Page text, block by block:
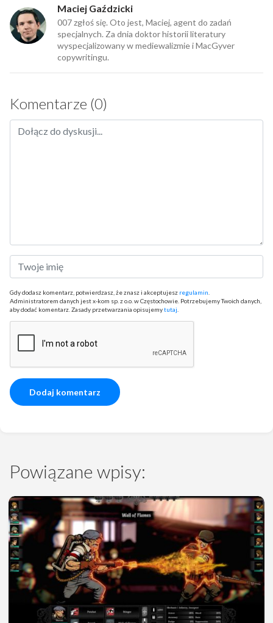
Maciej Gaździcki
007 zgłoś się. Oto jest, Maciej, agent do zadań
specjalnych. Za dnia doktor historii literatury
wyspecjalizowany w mediewalizmie i MacGyver
copywritingu.
Komentarze (0)
Gdy dodasz komentarz, potwierdzasz, że znasz i akceptujesz regulamin
Administratorem danych jest x-kom sp. z o.o. w Częstochowie. Potrzebujemy Twoich danych,
aby dodać komentarz. Zasady przetwarzania opisujemytutaj
Powiązane wpisy: